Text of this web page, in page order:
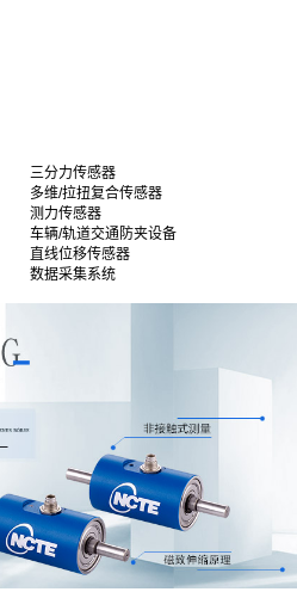
三分力传感器
多维/拉扭复合传感器
测力传感器
车辆/轨道交通防夹设备
直线位移传感器
数据采集系统